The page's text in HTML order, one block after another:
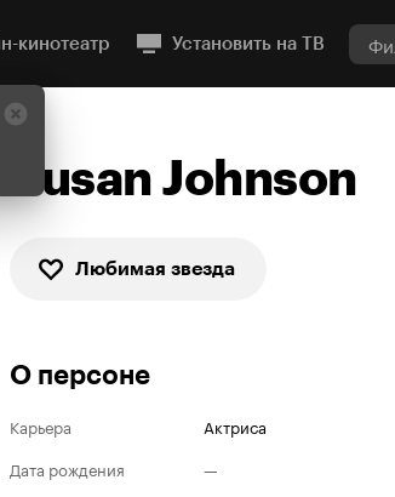
кинотеатр Установить на ТВ
Susan Johnson
Любимая звезда
О персоне
Карьера
Актриса
Дата рождения
—